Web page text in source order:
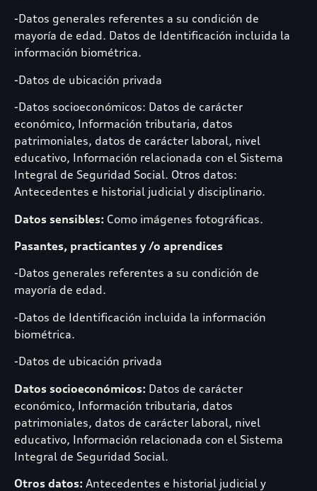
-Datos generales referentes a su condición de
mayoría de edad. Datos de Identificación incluida la
información biométrica.
-Datos de ubicación privada
-Datos socioeconómicos: Datos de carácter
económico, Información tributaria, datos
patrimoniales, datos de carácter laboral, nivel
educativo, Información relacionada con el Sistema
Integral de Seguridad Social. Otros datos:
Antecedentes e historial judicial y disciplinario.
Datos sensibles: Como imágenes fotográficas.
Pasantes, practicantes y /o aprendices
-Datos generales referentes a su condición de
mayoría de edad.
-Datos de Identificación incluida la información
biométrica.
-Datos de ubicación privada
Datos socioeconómicos: Datos de carácter
económico, Información tributaria, datos
patrimoniales, datos de carácter laboral, nivel
educativo, Información relacionada con el Sistema
Integral de Seguridad Social.
Otros datos: Antecedentes e historial judicial y